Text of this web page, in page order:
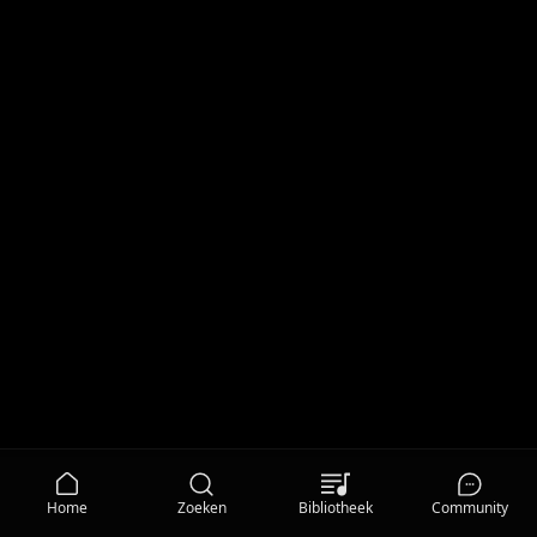
Home Zoeken Bibliotheek Community